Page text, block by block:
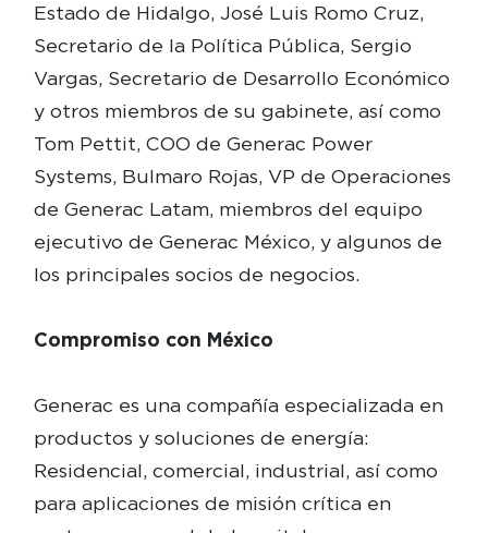
Estado de Hidalgo, José Luis Romo Cruz,
Secretario de la Política Pública, Sergio
Vargas, Secretario de Desarrollo Económico
y otros miembros de su gabinete, así como
Tom Pettit, COO de Generac Power
Systems, Bulmaro Rojas, VP de Operaciones
de Generac Latam, miembros del equipo
ejecutivo de Generac México, y algunos de
los principales socios de negocios.
Compromiso con México
Generac es una compañía especializada en
productos y soluciones de energía:
Residencial, comercial, industrial, así como
para aplicaciones de misión crítica en